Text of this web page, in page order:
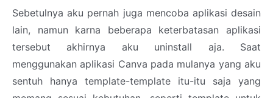
Sebetulnya aku pernah juga mencoba aplikasi desain
lain, namun karna beberapa keterbatasan aplikasi
tersebut akhirnya aku uninstall aja. Saat
menggunakan aplikasi Canva pada mulanya yang aku
sentuh hanya template-template itu-itu saja yang